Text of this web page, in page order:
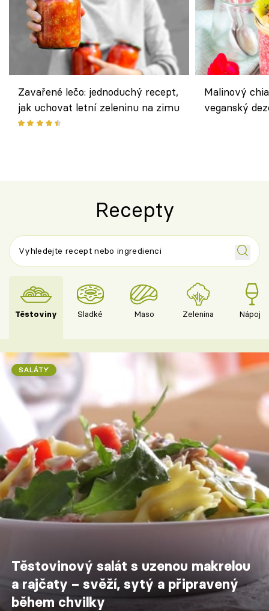
Zavařené lečo: jednoduchý recept,
jak uchovat letní zeleninu na zimu
Malinový
veganský
Recepty
Těstoviny Sladké Maso Zelenina Nápoje
SALÁTY
Těstovinový salát s uzenou makrelou
a rajčaty – svěží, sytý a připravený
během chvilky